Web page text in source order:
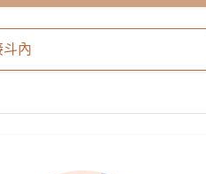
斗內